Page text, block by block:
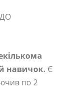
навичок. Є
по 2